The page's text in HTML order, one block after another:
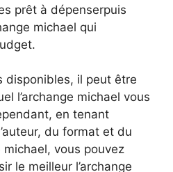
prêt à dépenserpuis
michael qui
disponibles, il peut être
l’archange michael vous
en tenant
du format et du
michael, vous pouvez
le meilleur l’archange